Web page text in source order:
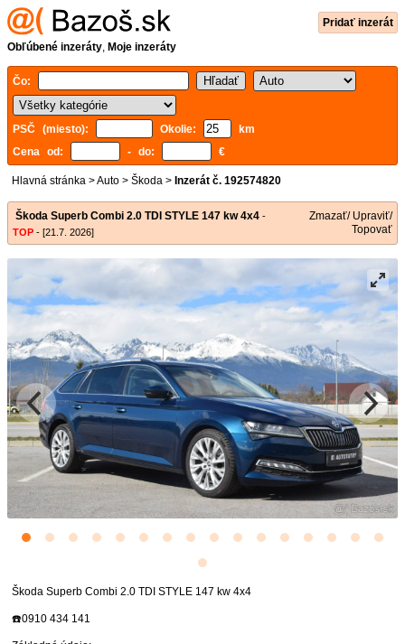
Pridať inzerát
Obľúbené inzeráty, Moje inzeráty
Čo:
PSČ (miesto): Okolie:
km
Cena od:
- do: €
Hlavná stránka >Auto > Škoda > Inzerát č. 192574820
Škoda Superb Combi 2.0 TDI STYLE 147 kw 4x4 -
TOP - [21.7. 2026]
Zmazať/ Upraviť/
Topovať
Škoda Superb Combi 2.0 TDI STYLE 147 kw 4x4
☎️0910 434 141